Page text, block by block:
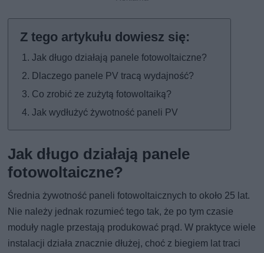
Jak długo działają panele fotowoltaiczne?
Dlaczego panele PV tracą wydajność?
Co zrobić ze zużytą fotowoltaiką?
Jak wydłużyć żywotność paneli PV
Jak długo działają panele
fotowoltaiczne?
Średnia żywotność paneli fotowoltaicznych to około 25 lat.
Nie należy jednak rozumieć tego tak, że po tym czasie
moduły nagle przestają produkować prąd. W praktyce wiele
instalacji działa znacznie dłużej, choć z biegiem lat traci